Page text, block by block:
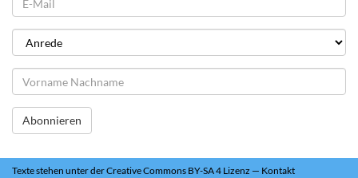
Abonnieren
Textestehen unter derCreative Commons BY-SA 4 Lizenz — Kontakt